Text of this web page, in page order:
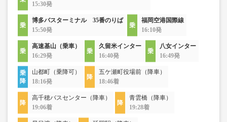
15:30発
博多バスターミナル 35番のりば
15:50発
福岡空港国際線
16:10発
高速基山（乗車）
16:29発
久留米インター
16:40発
八女インター
16:49発
山都町（乗降可）
18:16発
五ケ瀬町役場前（降車）
18:46着
高千穂バスセンター（降車）
19:06着
青雲橋（降車）
19:28着